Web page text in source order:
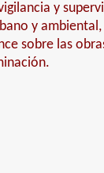
y
y
sobre las